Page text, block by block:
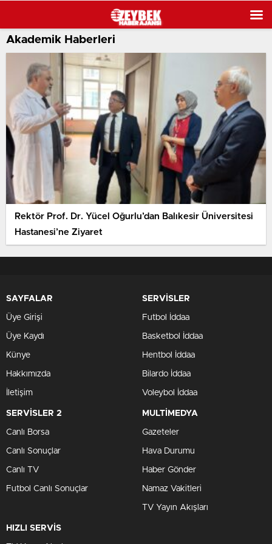
Akademik Haberleri
Rektör Prof. Dr. Yücel Oğurlu’dan Balıkesir Üniversitesi
Hastanesi’ne Ziyaret
SAYFALAR
Üye Girişi
Üye Kaydı
Künye
Hakkımızda
İletişim
SERVİSLER
Futbol İddaa
Basketbol İddaa
Hentbol İddaa
Bilardo İddaa
Voleybol İddaa
SERVİSLER 2
Canlı Borsa
Canlı Sonuçlar
Canlı TV
Futbol Canlı Sonuçlar
MULTİMEDYA
Gazeteler
Hava Durumu
Haber Gönder
Namaz Vakitleri
TV Yayın Akışları
HIZLI SERVİS